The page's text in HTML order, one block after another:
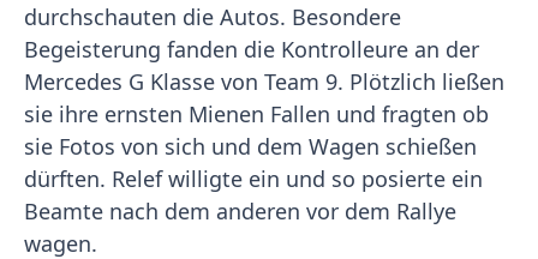
durchschauten die Autos. Besondere
Begeisterung fanden die Kontrolleure an der
Mercedes G Klasse von Team 9. Plötzlich ließen
sie ihre ernsten Mienen Fallen und fragten ob
sie Fotos von sich und dem Wagen schießen
dürften. Relef willigte ein und so posierte ein
Beamte nach dem anderen vor dem Rallye
wagen.